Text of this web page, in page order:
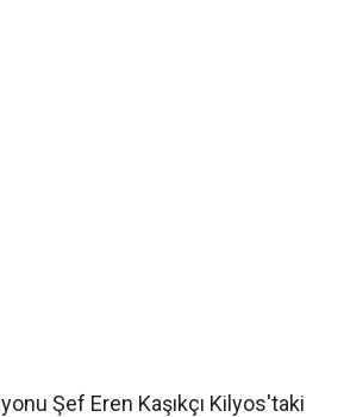
Şef Eren Kaşıkçı Kilyos'taki